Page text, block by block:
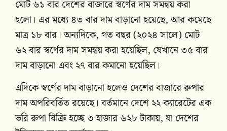
মোট ৬১ বার দেশের বাজারে স্বর্ণের দাম সমন্বয় করা
হলো। এর মধ্যে ৪৩ বার দাম বাড়ানো হয়েছে, আর কমেছে
মাত্র ১৮ বার। অন্যদিকে, গত বছর (২০২৪ সালে) মোট
৬২ বার স্বর্ণের দাম সমন্বয় করা হয়েছিল, যেখানে ৩৫ বার
দাম বাড়ানো এবং ২৭ বার কমানো হয়েছিল।
এদিকে স্বর্ণের দাম বাড়ানো হলেও দেশের বাজারে রুপার
দাম অপরিবর্তিত রয়েছে। বর্তমানে দেশে ২২ ক্যারেটের এক
ভরি রুপা বিক্রি হচ্ছে ৩ হাজার ৬২৮ টাকায়, যা দেশের